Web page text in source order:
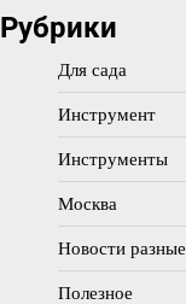
Рубрики
Для сада
Инструмент
Инструменты
Москва
Новости разные
Полезное